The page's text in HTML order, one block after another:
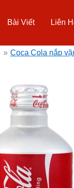
Bài Viết Liên
» Coca Cola nắp